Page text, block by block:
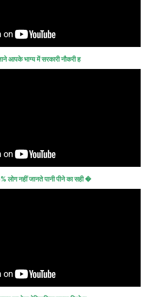
आपके भाग्य में सरकारी नौकरी ह
लोग नहीं जानते पानी पीने का सही �